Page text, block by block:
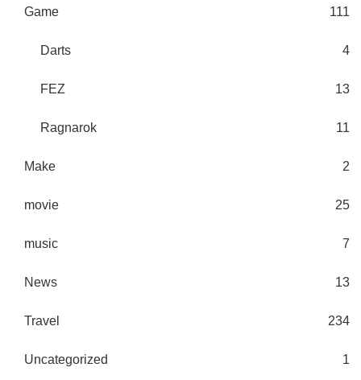
Game 111
Darts 4
FEZ 13
Ragnarok 11
Make 2
movie 25
music 7
News 13
Travel 234
Uncategorized 1